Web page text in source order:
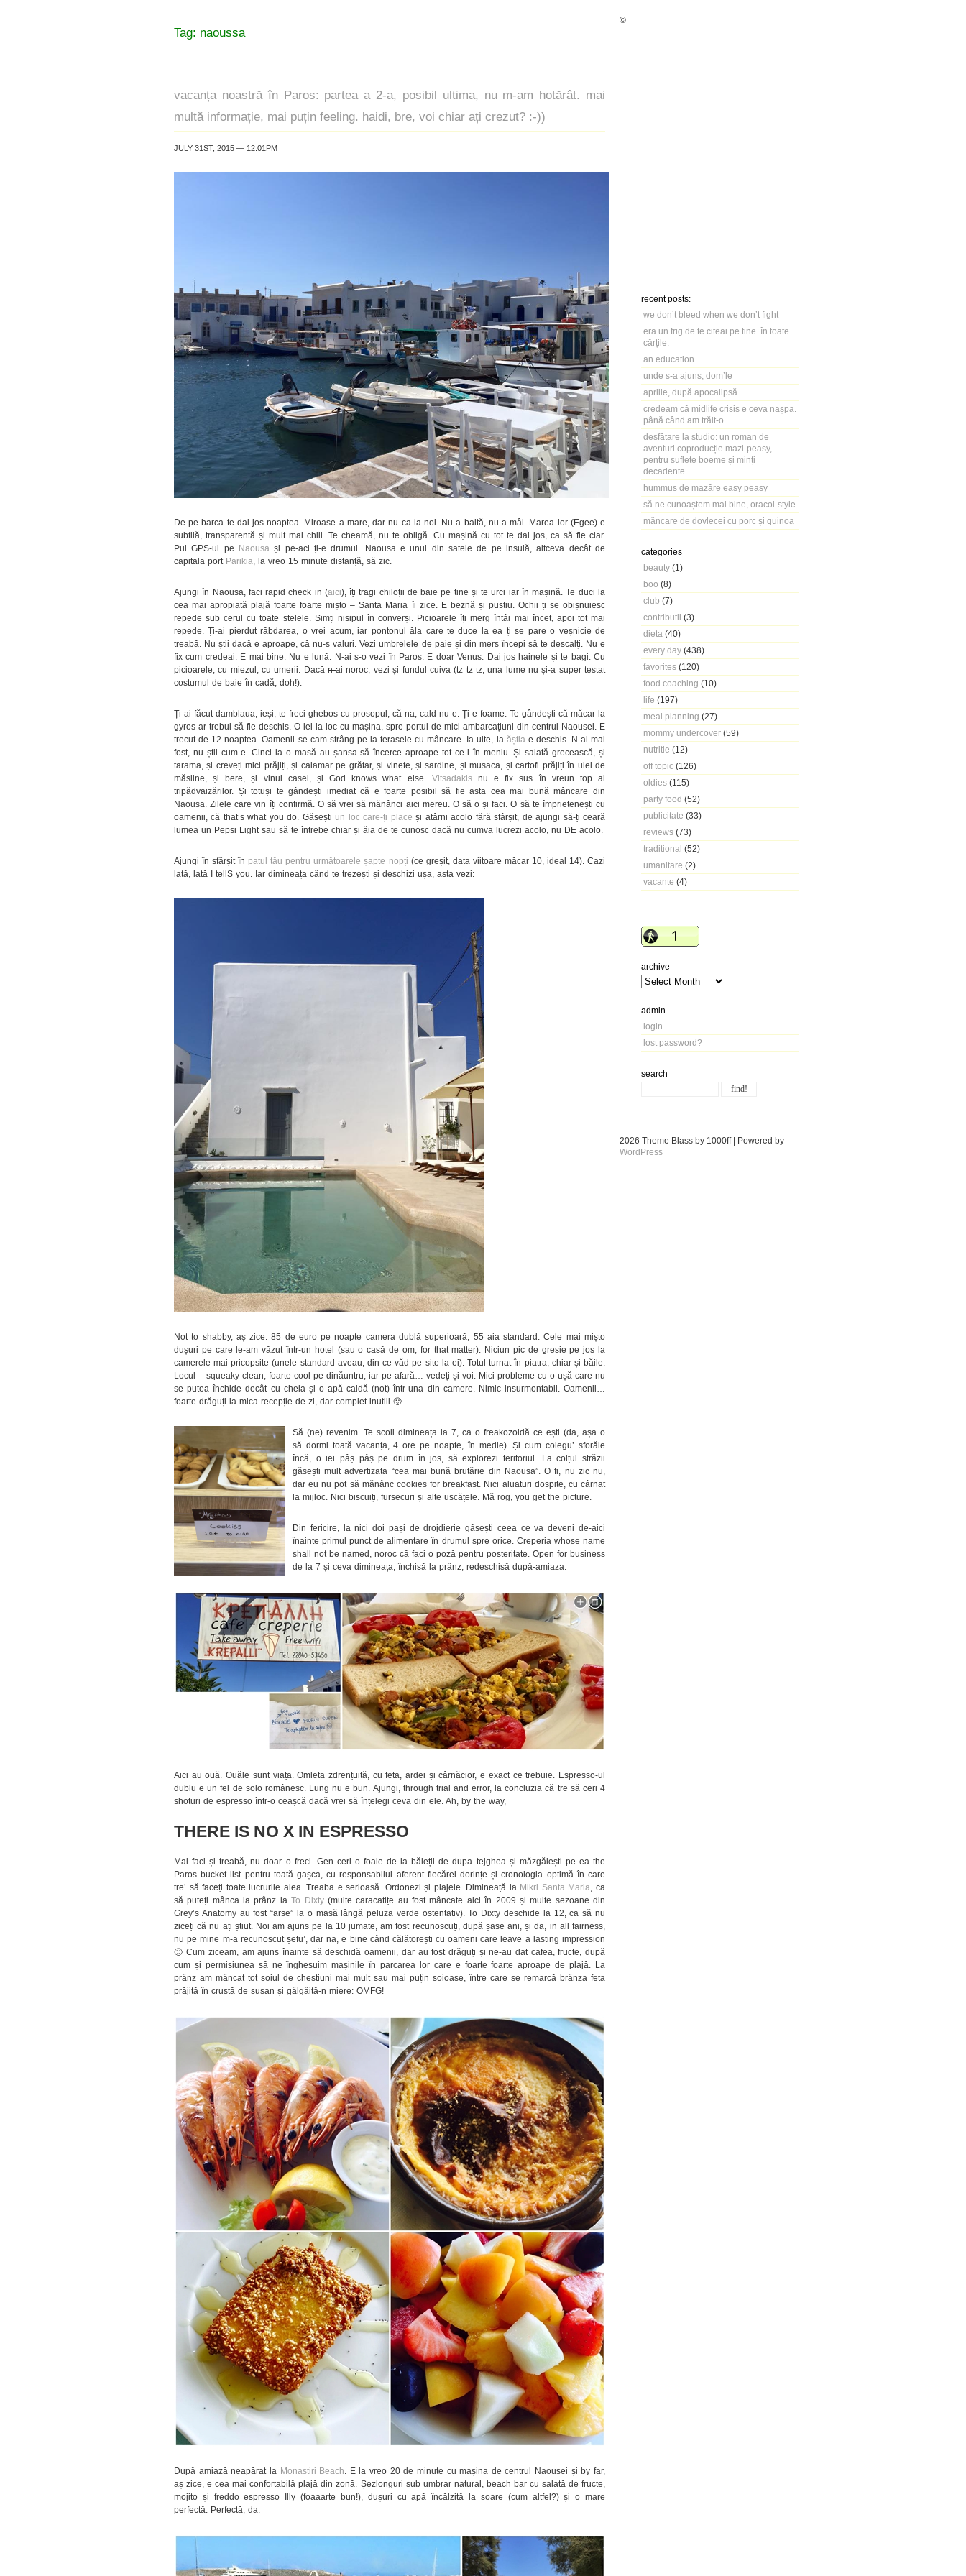
recent posts:
we don’t bleed when we don’t fight
era un frig de te citeai pe tine. în toate
cărțile.
an education
unde s-a ajuns, dom’le
aprilie, după apocalipsă
credeam că midlife crisis e ceva nașpa.
până când am trăit-o.
desfătare la studio: un roman de
aventuri coproducție mazi-peasy,
pentru suflete boeme și minți
decadente
hummus de mazăre easy peasy
să ne cunoaștem mai bine, oracol-style
mâncare de dovlecei cu porc și quinoa
categories
beauty (1)
boo (8)
club (7)
contributii (3)
dieta (40)
every day (438)
favorites (120)
food coaching (10)
life (197)
meal planning (27)
mommy undercover (59)
nutritie (12)
off topic (126)
oldies (115)
party food (52)
publicitate (33)
reviews (73)
traditional (52)
umanitare (2)
vacante (4)
archive
admin
login
lost password?
search
Tag: naoussa
vacanța noastră în Paros: partea a 2-a, posibil ultima, nu m-am hotărât. mai
multă informație, mai puțin feeling. haidi, bre, voi chiar ați crezut? :-))
JULY 31ST, 2015 — 12:01PM
De pe barca te dai jos noaptea. Miroase a mare, dar nu ca la noi. Nu a baltă, nu a mâl. Marea lor (Egee) e
subtilă, transparentă și mult mai chill. Te cheamă, nu te obligă. Cu mașină cu tot te dai jos, ca să fie clar.
Pui GPS-ul pe Naousa și pe-aci ți-e drumul. Naousa e unul din satele de pe insulă, altceva decât de
capitala port Parikia , la vreo 15 minute distanță, să zic.
Ajungi în Naousa, faci rapid check in (aici), îți tragi chiloții de baie pe tine și te urci iar în mașină. Te duci la
cea mai apropiată plajă foarte foarte mișto – Santa Maria îi zice. E beznă și pustiu. Ochii ți se obișnuiesc
repede sub cerul cu toate stelele. Simți nisipul în converși. Picioarele îți merg întâi mai încet, apoi tot mai
repede. Ți-ai pierdut răbdarea, o vrei acum, iar pontonul ăla care te duce la ea ți se pare o veșnicie de
treabă. Nu știi dacă e aproape, că nu-s valuri. Vezi umbrelele de paie și din mers începi să te descalți. Nu e
fix cum credeai. E mai bine. Nu e lună. N-ai s-o vezi în Paros. E doar Venus. Dai jos hainele și te bagi. Cu
picioarele, cu miezul, cu umerii. Dacăn-ai noroc, vezi și fundul cuiva (tz tz tz, una lume nu și-a super testat
costumul de baie în cadă, doh!).
Ți-ai făcut damblaua, ieși, te freci ghebos cu prosopul, că na, cald nu e. Ți-e foame. Te gândești că măcar la
gyros ar trebui să fie deschis. O iei la loc cu mașina, spre portul de mici ambarcațiuni din centrul Naousei. E
trecut de 12 noaptea. Oamenii se cam strâng pe la terasele cu mâncare. Ia uite, la ăștia e deschis. N-ai mai
fost, nu știi cum e. Cinci la o masă au șansa să încerce aproape tot ce-i în meniu. Și salată grecească, și
tarama, și creveți mici prăjiți, și calamar pe grătar, și vinete, și sardine, și musaca, și cartofi prăjiți în ulei de
măsline, și bere, și vinul casei, și God knows what else. Vitsadakisnu e fix sus în vreun top al
tripădvaizărilor. Și totuși te gândești imediat că e foarte posibil să fie asta cea mai bună mâncare din
Naousa. Zilele care vin îți confirmă. O să vrei să mănânci aici mereu. O să o și faci. O să te împrietenești cu
oamenii, că that’s what you do. Găsești un loc care-ți place și atârni acolo fără sfârșit, de ajungi să-ți ceară
lumea un Pepsi Light sau să te întrebe chiar și ăia de te cunosc dacă nu cumva lucrezi acolo, nu DE acolo.
Ajungi în sfârșit în patul tău pentru următoarele șapte nopți (ce greșit, data viitoare măcar 10, ideal 14). Cazi
lată, lată I tellS you. Iar dimineața când te trezești și deschizi ușa, asta vezi:
Not to shabby, aș zice. 85 de euro pe noapte camera dublă superioară, 55 aia standard. Cele mai mișto
dușuri pe care le-am văzut într-un hotel (sau o casă de om, for that matter). Niciun pic de gresie pe jos la
camerele mai pricopsite (unele standard aveau, din ce văd pe site la ei). Totul turnat în piatra, chiar și băile.
Locul – squeaky clean, foarte cool pe dinăuntru, iar pe-afară… vedeți și voi. Mici probleme cu o ușă care nu
se putea închide decât cu cheia și o apă caldă (not) într-una din camere. Nimic insurmontabil. Oamenii…
foarte drăguți la mica recepție de zi, dar complet inutili 🙂
Să (ne) revenim. Te scoli dimineața la 7, ca o freakozoidă ce ești (da, așa o
să dormi toată vacanța, 4 ore pe noapte, în medie). Și cum colegu’ sforăie
încă, o iei pâș pâș pe drum în jos, să explorezi teritoriul. La colțul străzii
găsești mult advertizata “cea mai bună brutărie din Naousa”. O fi, nu zic nu,
dar eu nu pot să mănânc cookies for breakfast. Nici aluaturi dospite, cu cârnat
la mijloc. Nici biscuiți, fursecuri și alte uscățele. Mă rog, you get the picture.
Din fericire, la nici doi pași de drojdierie găsești ceea ce va deveni de-aici
înainte primul punct de alimentare în drumul spre orice. Creperia whose name
shall not be named, noroc că faci o poză pentru posteritate. Open for business
de la 7 și ceva dimineața, închisă la prânz, redeschisă după-amiaza.
Aici au ouă. Ouăle sunt viața. Omleta zdrențuită, cu feta, ardei și cârnăcior, e exact ce trebuie. Espresso-ul
dublu e un fel de solo românesc. Lung nu e bun. Ajungi, through trial and error, la concluzia că tre să ceri 4
shoturi de espresso într-o ceașcă dacă vrei să înțelegi ceva din ele. Ah, by the way,
THERE IS NO X IN ESPRESSO
Mai faci și treabă, nu doar o freci. Gen ceri o foaie de la băieții de dupa tejghea și măzgălești pe ea the
Paros bucket list pentru toată gașca, cu responsabilul aferent fiecărei dorințe și cronologia optimă în care
tre’ să faceți toate lucrurile alea. Treaba e serioasă. Ordonezi și plajele. Dimineață la Mikri Santa Maria
, ca
să puteți mânca la prânz laTo Dixty(multe caracatițe au fost mâncate aici în 2009 și multe sezoane din
Grey’s Anatomy au fost “arse” la o masă lângă peluza verde ostentativ). To Dixty deschide la 12, ca să nu
ziceți că nu ați știut. Noi am ajuns pe la 10 jumate, am fost recunoscuți, după șase ani, și da, in all fairness,
nu pe mine m-a recunoscut șefu’, dar na, e bine când călătorești cu oameni care leave a lasting impression
🙂 Cum ziceam, am ajuns înainte să deschidă oamenii, dar au fost drăguți și ne-au dat cafea, fructe, după
cum și permisiunea să ne înghesuim mașinile în parcarea lor care e foarte foarte aproape de plajă. La
prânz am mâncat tot soiul de chestiuni mai mult sau mai puțin soioase, între care se remarcă brânza feta
prăjită în crustă de susan și gâlgâită-n miere: OMFG!
După amiază neapărat la Monastiri Beach . E la vreo 20 de minute cu mașina de centrul Naousei și by far,
aș zice, e cea mai confortabilă plajă din zonă. Șezlonguri sub umbrar natural, beach bar cu salată de fructe,
mojito și freddo espresso Illy (foaaarte bun!), dușuri cu apă încălzită la soare (cum altfel?) și o mare
perfectă. Perfectă, da.
©
2026 Theme Blass by 1000ff | Powered by
WordPress